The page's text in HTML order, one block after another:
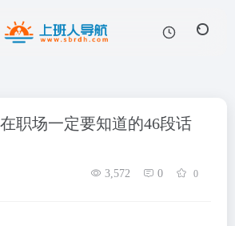
职场一定要知道的46段话
3,572 0 0